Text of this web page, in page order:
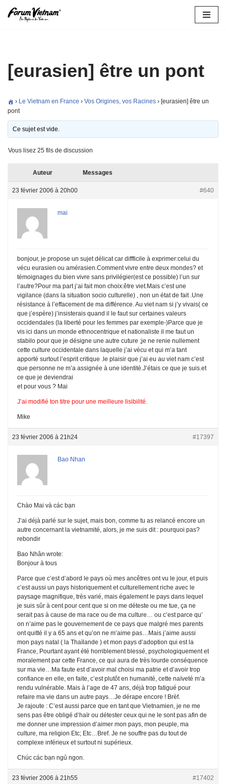
[eurasien] être un pont
› Le Vietnam en France › Vos Origines, vos Racines › [eurasien] être un
pont
Ce sujet est vide.
Vous lisez 25 fils de discussion
Auteur Messages
23 février 2006 à 20h00 #640
mai
bonjour, je propose un sujet délicat car diffficile à exprimer:celui du
vécu eurasien ou amérasien.Comment vivre entre deux mondes? et
témoignages du bien vivre sans privilégier(est ce possible) l’un sur
l’autre?Pour ma part j’ai fait mon choix:être viet.Mais c’est une
vigilance (dans la situation socio culturelle) , non un état de fait .Une
résistance à l’effacement de ma différence. Au viet nam si j’y vivais( ce
que j’espère) j’insisterais quand il le faut sur certaines valeurs
occidendales (la liberté pour les femmes par exemple-)Parce que je
vis ici dans un monde ethnocentrique et nationaliste il me faut un
stabilo pour que je désigne une autre cuture ;je ne renie nullement
cette culture occidentale dans laquelle j’ai vécu et qui m’a tant
apporté surtout l’esprit critique .le plaisir que j’ai eu au viet nam c’est
que personne ne m’a assignée à une identité.J’étais ce que je suis.et
ce que je deviendrai
et pour vous ? Mai
J’ai modifié ton titre pour une meilleure lisibilité.
Mike
23 février 2006 à 21h24 #17397
Bao Nhan
Chào Mai và các bạn
J’ai déjà parlé sur le sujet, mais bon, comme tu as relancé encore un
autre concernant la vietnamité, alors, je me suis dit : pourquoi pas?
rebondir
Bao Nhân wrote:
Bonjour à tous
Parce que c’est d’abord le pays où mes ancêtres ont vu le jour, et puis
c’est aussi un pays historiquement et culturellement riche avec le
paysage magnifique, très varié, mais également le pays dans lequel
je suis sûr à cent pour cent que si on me déteste ou me tue, ça ne
serait pas à cause de ma race ou de ma culture… ou c’est parce qu’
on n’aime pas le gouvernement de ce pays que malgré mes parents
ont quitté il y a 65 ans et qu’on ne m’aime pas…Mais j’aime aussi
mon pays natal ( la Thaïlande ) et mon pays d’adoption qui est la
France, Pourtant ayant été horriblement blessé, psychologiquement et
moralement par cette France, ce qui aura de très lourde conséquence
sur ma vie…Ma faute est d’avoir mal choisi ma patrie et d’avoir trop
confiance en elle, en faite, c’est plutôt en humanité, cette naïveté m’a
rendu vulnérable. Mais à l’age de 47 ans, déjà trop fatigué pour
refaire ma vie dans un autre pays…Je dérape encore ! Brèf.
Je rajoute : C’est aussi parce que en tant que Vietnamien, je ne me
sens pas être obligé d’haïr ou détester ceux qui ne le sont pas afin de
me donner une impression d’aimer mon pays, mon peuple, ma
culture, ma religion Etc; Etc…Bref. Je ne souffre pas du tout de
complexe inférieux et surtout ni supérieux.
Chúc các bạn ngủ ngon.
23 février 2006 à 21h55 #17402